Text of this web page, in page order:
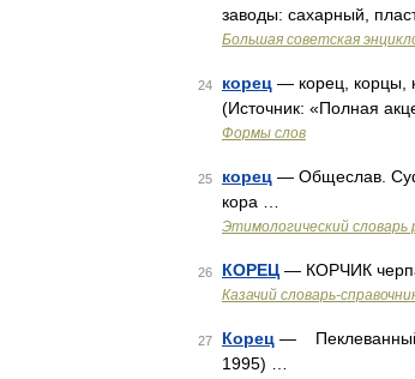
заводы: сахарный,
Большая советская
24 корец — корец, корцы,
(Источник: «Полная
Формы слов
25 корец — Общеслав.
кора …
Этимологический словарь
26 КОРЕЦ — КОРЧИК
Казачий словарь-
27 Корец — Пеклеванный
1995) …